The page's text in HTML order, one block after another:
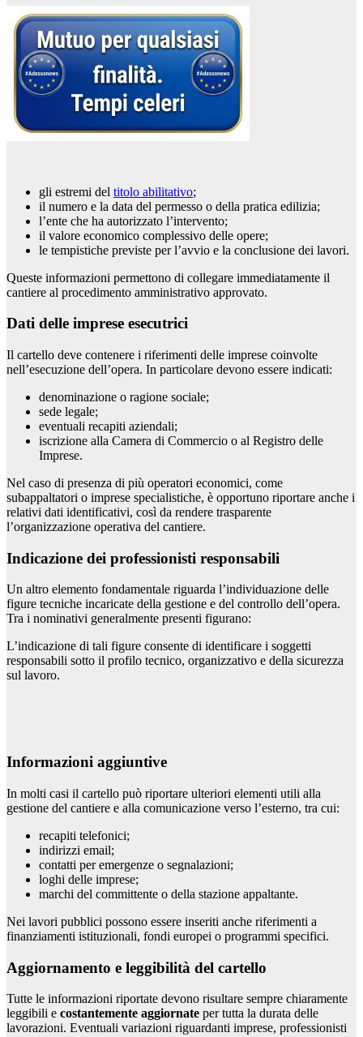
gli estremi del titolo abilitativo;
il numero e la data del permesso o della pratica edilizia;
l’ente che ha autorizzato l’intervento;
il valore economico complessivo delle opere;
le tempistiche previste per l’avvio e la conclusione dei lavori.
Queste informazioni permettono di collegare immediatamente il
cantiere al procedimento amministrativo approvato.
Dati delle imprese esecutrici
Il cartello deve contenere i riferimenti delle imprese coinvolte
nell’esecuzione dell’opera. In particolare devono essere indicati:
denominazione o ragione sociale;
sede legale;
eventuali recapiti aziendali;
iscrizione alla Camera di Commercio o al Registro delle
Imprese.
Nel caso di presenza di più operatori economici, come
subappaltatori o imprese specialistiche, è opportuno riportare anche i
relativi dati identificativi, così da rendere trasparente
l’organizzazione operativa del cantiere.
Indicazione dei professionisti responsabili
Un altro elemento fondamentale riguarda l’individuazione delle
figure tecniche incaricate della gestione e del controllo dell’opera.
Tra i nominativi generalmente presenti figurano:
L’indicazione di tali figure consente di identificare i soggetti
responsabili sotto il profilo tecnico, organizzativo e della sicurezza
sul lavoro.
Informazioni aggiuntive
In molti casi il cartello può riportare ulteriori elementi utili alla
gestione del cantiere e alla comunicazione verso l’esterno, tra cui:
recapiti telefonici;
indirizzi email;
contatti per emergenze o segnalazioni;
loghi delle imprese;
marchi del committente o della stazione appaltante.
Nei lavori pubblici possono essere inseriti anche riferimenti a
finanziamenti istituzionali, fondi europei o programmi specifici.
Aggiornamento e leggibilità del cartello
Tutte le informazioni riportate devono risultare sempre chiaramente
leggibili e costantemente aggiornate per tutta la durata delle
lavorazioni. Eventuali variazioni riguardanti imprese, professionisti